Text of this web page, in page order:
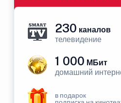
230 каналов
телевидение
1 000 МБит
домашний
в подарок